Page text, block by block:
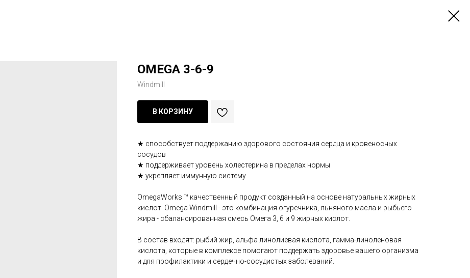
OMEGA 3-6-9
Windmill
В КОРЗИНУ
★ способствует поддержанию здорового состояния сердца и кровеносных
сосудов
★ поддерживает уровень холестерина в пределах нормы
★ укрепляет иммунную систему
OmegaWorks ™ качественный продукт созданный на основе натуральных жирных
кислот. Omega Windmill - это комбинация огуречника, льняного масла и рыбьего
жира - сбалансированная смесь Омега 3, 6 и 9 жирных кислот.
В состав входят: рыбий жир, альфа линолиевая кислота, гамма-линоленовая
кислота, которые в комплексе помогают поддержать здоровье вашего организма
и для профилактики и сердечно-сосудистых заболеваний.